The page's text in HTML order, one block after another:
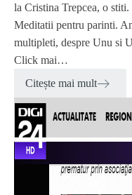
la Cristina Trepcea, o
Meditatii pentru parinti.
multipleti, despre Unu si
Click mai…
Citește mai mult